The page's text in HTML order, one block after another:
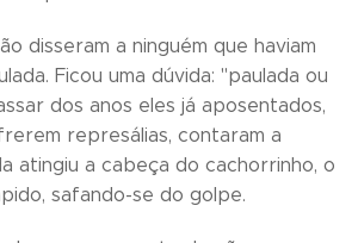
disseram a ninguém que haviam
Ficou uma dúvida: "paulada ou
dos anos eles já aposentados,
represálias, contaram a
atingiu a cabeça do cachorrinho, o
safando-se do golpe.